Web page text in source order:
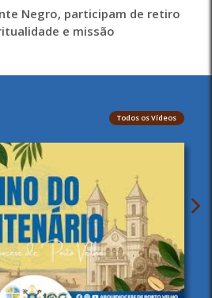
Negro, participam de retiro
e missão
Todos os Vídeos